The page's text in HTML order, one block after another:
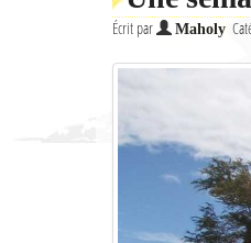
Écrit par Maholy